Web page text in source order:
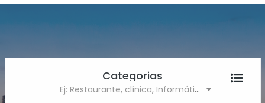
Categorias
Ej: Restaurante, clínica, Informática